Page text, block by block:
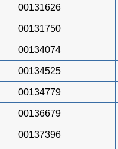
00131626
00131750
00134074
00134525
00134779
00136679
00137396